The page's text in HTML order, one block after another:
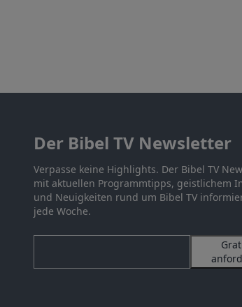
Der Bibel TV Newsletter
Verpasse keine Highlights. Der Bibel TV
mit aktuellen Programmtipps, geistlichem
und Neuigkeiten rund um Bibel TV
jede Woche.